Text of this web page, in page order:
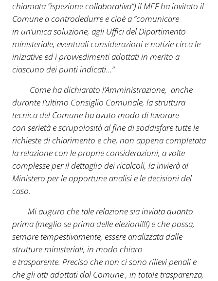
chiamata “ispezione collaborativa”) il MEF ha invitato il
Comune a controdedurre e cioè a “comunicare
in un’unica soluzione, agli Uffici del Dipartimento
ministeriale, eventuali considerazioni e notizie circa le
iniziative ed i provvedimenti adottati in merito a
ciascuno dei punti indicati…”
Come ha dichiarato l’Amministrazione, anche
durante l’ultimo Consiglio Comunale, la struttura
tecnica del Comune ha avuto modo di lavorare
con serietà e scrupolosità al fine di soddisfare tutte le
richieste di chiarimento e che, non appena completata
la relazione con le proprie considerazioni, a volte
complesse per il dettaglio dei ricalcoli, la invierà al
Ministero per le opportune analisi e le decisioni del
caso.
Mi auguro che tale relazione sia inviata quanto
prima (meglio se prima delle elezioni!!!) e che possa,
sempre tempestivamente, essere analizzata dalle
strutture ministeriali, in modo chiaro
e trasparente. Preciso che non ci sono rilievi penali e
che gli atti adottati dal Comune , in totale trasparenza,